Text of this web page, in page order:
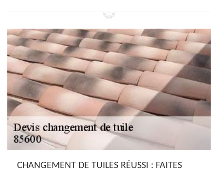
CHANGEMENT DE TUILES RÉUSSI : FAITES